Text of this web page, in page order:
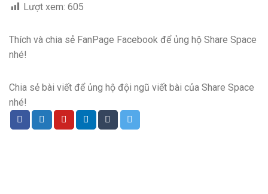
Lượt xem: 605
Thích và chia sẻ FanPage Facebook để ủng hộ Share Space
nhé!
Chia sẻ bài viết để ủng hộ đội ngũ viết bài của Share Space
nhé!